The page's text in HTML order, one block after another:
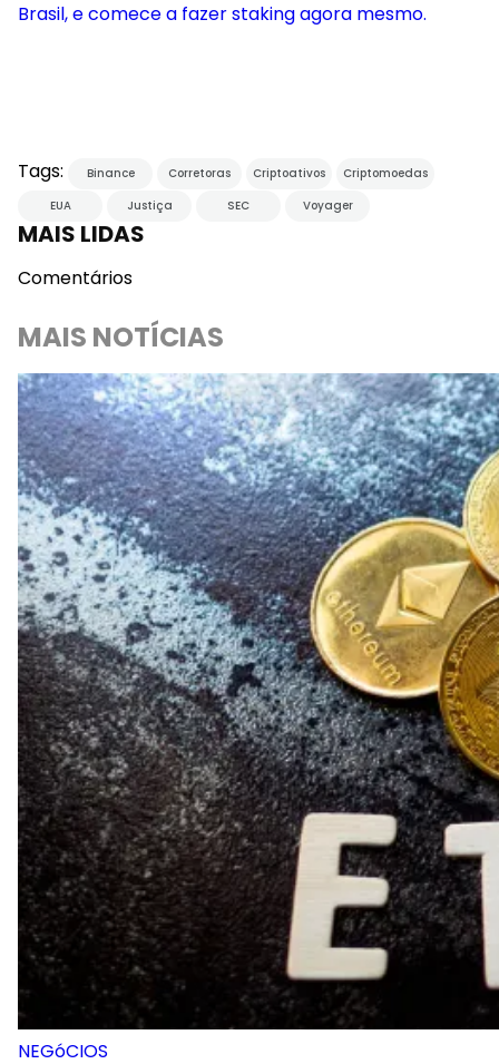
Brasil, e comece a fazer staking agora mesmo.
Tags: Binance Corretoras Criptoativos
Criptomoedas
EUA
Justiça SEC Voyager
MAIS LIDAS
Comentários
MAIS NOTÍCIAS
NEGóCIOS